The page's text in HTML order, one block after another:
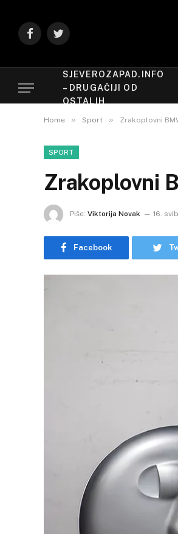
FacebookTwitter
SJEVEROZAPAD.INFO
– DRUGAČIJI OD
OSTALIH
Home » Sport » Zrakoplovni
SPORT
Zrakoplovni
Piše: Viktorija Novak 16.
Facebook